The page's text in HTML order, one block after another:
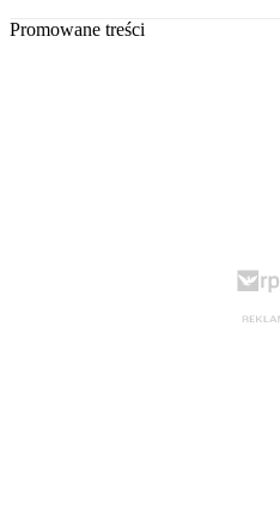
Promowane treści